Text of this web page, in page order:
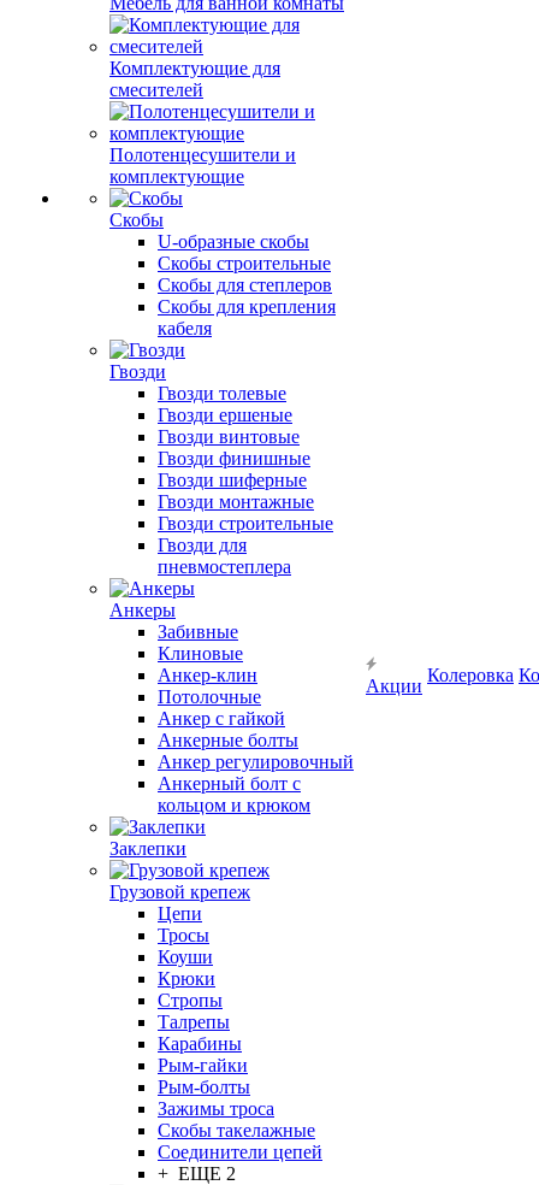
Комплектующие для
смесителей
Полотенцесушители и
комплектующие
Скобы
U-образные скобы
Скобы строительные
Скобы для степлеров
Скобы для крепления
кабеля
Гвозди
Гвозди толевые
Гвозди ершеные
Гвозди винтовые
Гвозди финишные
Гвозди шиферные
Гвозди монтажные
Гвозди строительные
Гвозди для
пневмостеплера
Анкеры
Забивные
Клиновые
Анкер-клин
Потолочные
Анкер с гайкой
Анкерные болты
Анкер регулировочный
Анкерный болт с
кольцом и крюком
Заклепки
Грузовой крепеж
Цепи
Тросы
Коуши
Крюки
Стропы
Талрепы
Карабины
Рым-гайки
Рым-болты
Зажимы троса
Скобы такелажные
Соединители цепей
+ ЕЩЕ 2
Акции
Колеровка